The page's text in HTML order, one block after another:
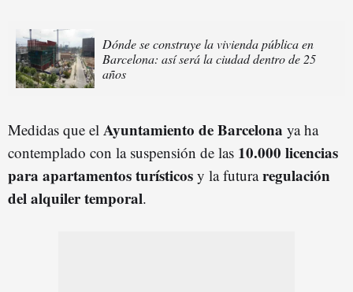
Dónde se construye la vivienda pública en
Barcelona: así será la ciudad dentro de 25
años
Medidas que el Ayuntamiento de Barcelona ya ha
contemplado con la suspensión de las 10.000 licencias
para apartamentos turísticos y la futuraregulación
del alquiler temporal.